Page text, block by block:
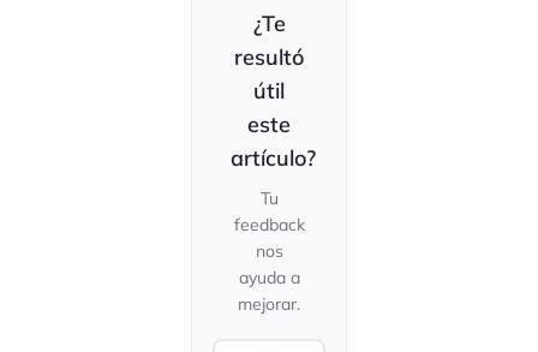
¿Te
resultó
útil
este
artículo?
Tu
feedback
nos
ayuda a
mejorar.